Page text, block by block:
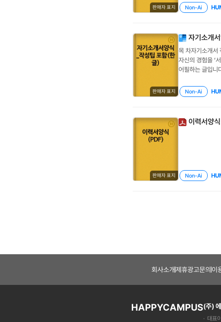
자세적극성자신
을 접하고 관여
기울이는 자세쾌
( 0개월 ~ 0개월
당/ 활용프로그
업종부서/직위/
~ 0개월 )주요역
판매자 표지
활동명 위에 기
Non-Ai
판매자 표지
자기소개
목 차자기소개서
자신의 경험을 ‘
어필하는 글입니
록 사례와 느낀
한 경험을 작성
임감을 배웠습니
이는 습관을 갖
연구생 시절, 실
수 있었습니다.
적으로 API 응답
의 인재상, 업계
대로 달려가고
에서 T-SDN 전
Non-Ai
판매자 표지
이력서양
Non-Ai
회사소개제휴광고문의 이
HAPPYCAMPUS(주)
대표